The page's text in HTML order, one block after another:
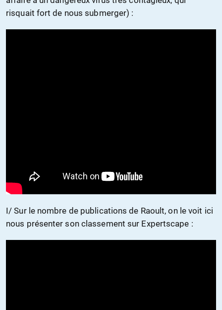
risquait fort de nous submerger) :
I/ Sur le nombre de publications de Raoult, on le voit ici
nous présenter son classement sur Expertscape :